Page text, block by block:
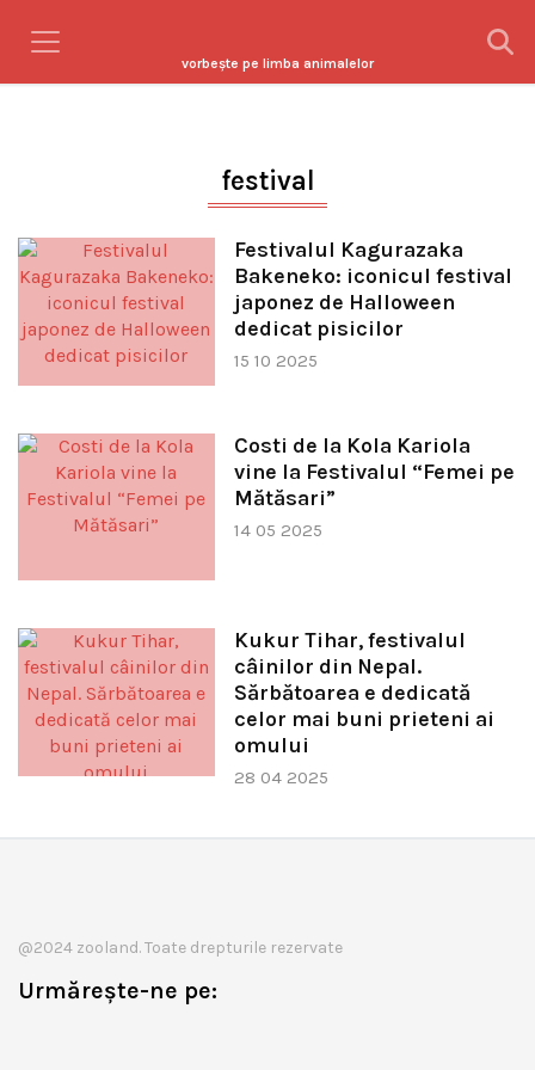
vorbeşte pe limba animalelor
festival
Festivalul Kagurazaka
Bakeneko: iconicul festival
japonez de Halloween
dedicat pisicilor
15 10 2025
Costi de la Kola Kariola
vine la Festivalul “Femei pe
Mătăsari”
14 05 2025
Kukur Tihar, festivalul
câinilor din Nepal.
Sărbătoarea e dedicată
celor mai buni prieteni ai
omului
28 04 2025
@2024 zooland. Toate drepturile rezervate
Urmărește-ne pe: